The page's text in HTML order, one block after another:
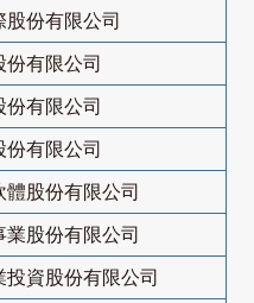
股份有限公司
份有限公司
有限公司
份有限公司
股份有限公司
股份有限公司
投資股份有限公司